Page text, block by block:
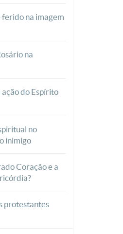
ferido na imagem
na
do Espírito
no
inimigo
Coração e a
protestantes